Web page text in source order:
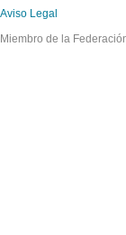
Aviso Legal
Miembro de la